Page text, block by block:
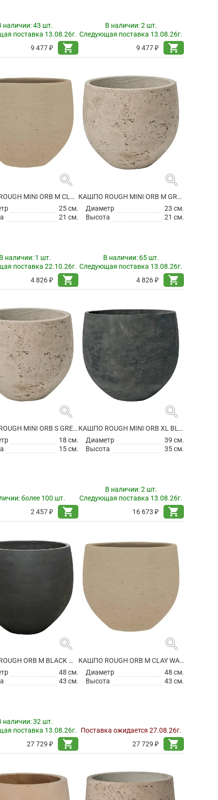
наличии:43 шт.
поставка 13.08.26г.
9 477 ₽
shopping_cart
В наличии:2 шт.
Следующая поставка 13.08.26г.
9 477 ₽
shopping_cart
search
КАШПО ROUGH MINI ORB M CLAY WASHED
25 см.
21 см.
наличии: 1 шт.
поставка 22.10.26г.
4 826 ₽
shopping_cart
search
КАШПО ROUGH MINI ORB M GREY WASHED
Диаметр
23 см.
Высота
21 см.
В наличии: 65 шт.
Следующая поставка 13.08.26г.
4 826 ₽
shopping_cart
search
КАШПО ROUGH MINI ORB S GREY WASHED
18 см.
15 см.
более 100 шт.
2 457 ₽
shopping_cart
search
КАШПО ROUGH MINI ORB XL BLACK WASHED
Диаметр
39 см.
Высота
35 см.
В наличии:2 шт.
Следующая поставка 13.08.26г.
16 673 ₽
shopping_cart
search
КАШПО ROUGH ORB M BLACK WASHED
48 см.
43 см.
наличии:32 шт.
поставка 13.08.26г.
27 729 ₽
shopping_cart
search
КАШПО ROUGH ORB M CLAY WASHED
Диаметр
48 см.
Высота
43 см.
Поставка ожидается 27.08.26г.
27 729 ₽
shopping_cart